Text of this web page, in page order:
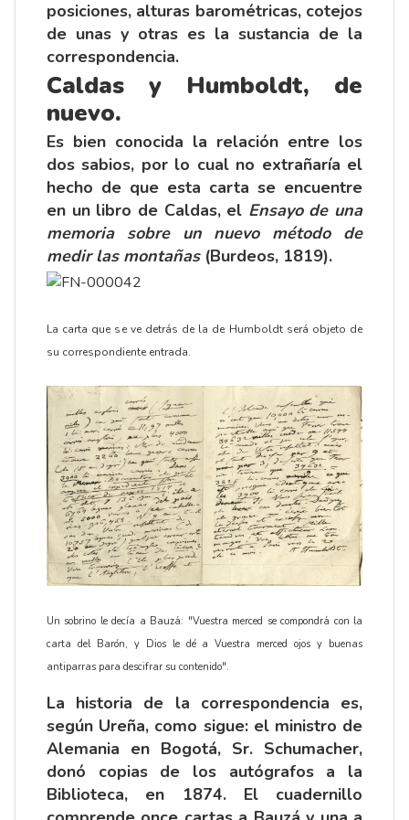
posiciones, alturas barométricas, cotejos
de unas y otras es la sustancia de la
correspondencia.
Caldas y Humboldt, de
nuevo.
Es bien conocida la relación entre los
dos sabios, por lo cual no extrañaría el
hecho de que esta carta se encuentre
en un libro de Caldas, el Ensayo de una
memoria sobre un nuevo método de
medir las montañas(Burdeos, 1819).
La carta que se ve detrás de la de Humboldt será objeto de
su correspondiente entrada.
Un sobrino le decía a Bauzá: "Vuestra merced se compondrá con la
carta del Barón, y Dios le dé a Vuestra merced ojos y buenas
antiparras para descifrar su contenido".
La historia de la correspondencia es,
según Ureña, como sigue: el ministro de
Alemania en Bogotá, Sr. Schumacher,
donó copias de los autógrafos a la
Biblioteca, en 1874. El cuadernillo